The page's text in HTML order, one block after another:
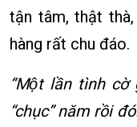
tận tâm, thật
hàng rất chu đáo.
“Một lần tình
“chục” năm rồi